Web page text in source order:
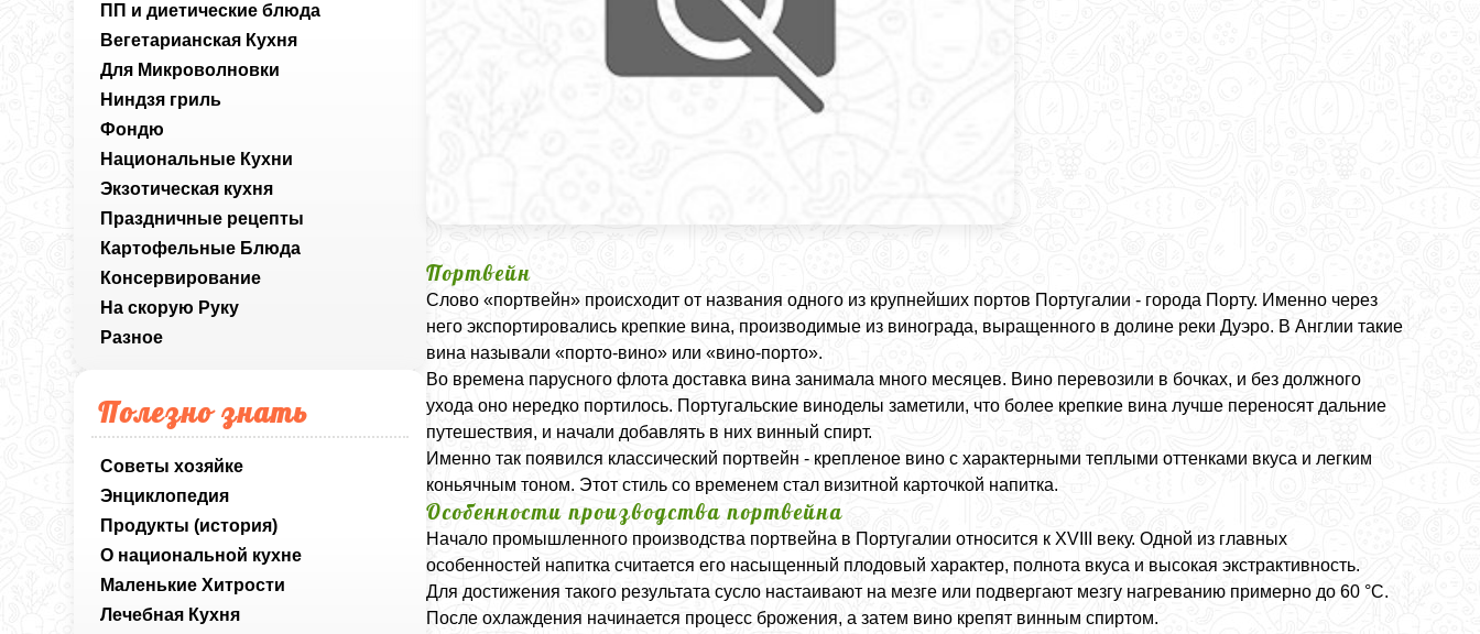
ПП и диетические блюда
Вегетарианская Кухня
Для Микроволновки
Ниндзя гриль
Фондю
Национальные Кухни
Экзотическая кухня
Праздничные рецепты
Картофельные Блюда
Консервирование
На скорую Руку
Разное
Полезно знать
Советы хозяйке
Энциклопедия
Продукты (история)
О национальной кухне
Маленькие Хитрости
Лечебная Кухня
Портвейн
Слово «портвейн» происходит от названия одного из крупнейших портов Португалии - города Порту. Именно через
него экспортировались крепкие вина, производимые из винограда, выращенного в долине реки Дуэро. В Англии такие
вина называли «порто-вино» или «вино-порто».
Во времена парусного флота доставка вина занимала много месяцев. Вино перевозили в бочках, и без должного
ухода оно нередко портилось. Португальские виноделы заметили, что более крепкие вина лучше переносят дальние
путешествия, и начали добавлять в них винный спирт.
Именно так появился классический портвейн - крепленое вино с характерными теплыми оттенками вкуса и легким
коньячным тоном. Этот стиль со временем стал визитной карточкой напитка.
Особенности производства портвейна
Начало промышленного производства портвейна в Португалии относится к XVIII веку. Одной из главных
особенностей напитка считается его насыщенный плодовый характер, полнота вкуса и высокая экстрактивность.
Для достижения такого результата сусло настаивают на мезге или подвергают мезгу нагреванию примерно до 60 °C.
После охлаждения начинается процесс брожения, а затем вино крепят винным спиртом.